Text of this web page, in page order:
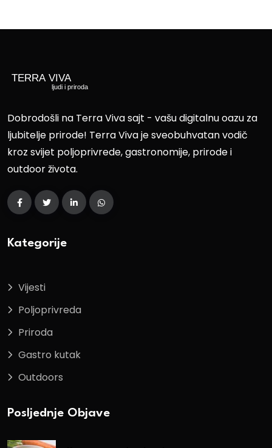
Dobrodošli na Terra Viva sajt - vašu digitalnu oazu za
ljubitelje prirode! Terra Viva je sveobuhvatan vodič
kroz svijet poljoprivrede, gastronomije, prirode i
outdoor života.
Kategorije
Vijesti
Poljoprivreda
Priroda
Gastro kutak
Outdoors
Posljednje Objave